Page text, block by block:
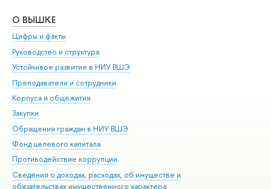
О ВЫШКЕ
Цифры и факты
Руководство и структура
Устойчивое развитие в НИУ ВШЭ
Преподаватели и сотрудники
Корпуса и общежития
Закупки
Обращения граждан в НИУ ВШЭ
Фонд целевого капитала
Противодействие коррупции
Сведения о доходах, расходах, об имуществе и
обязательствах имущественного характера